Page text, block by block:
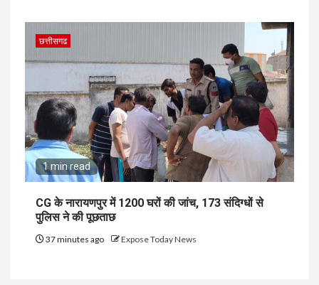
छत्तीसगढ
1 min read
CG के नारायणपुर में 1200 घरों की जांच, 173 संदिग्धों से
पुलिस ने की पूछताछ
37 minutes ago Expose Today News